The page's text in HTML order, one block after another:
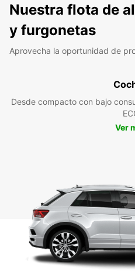
Nuestra flota de
y furgonetas
Aprovecha la oportunidad de
Desde compacto con bajo
Ver